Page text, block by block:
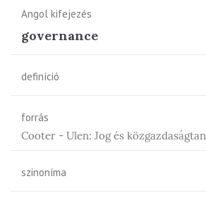
Angol kifejezés
governance
definíció
forrás
Cooter - Ulen: Jog és közgazdaságtan
szinoníma